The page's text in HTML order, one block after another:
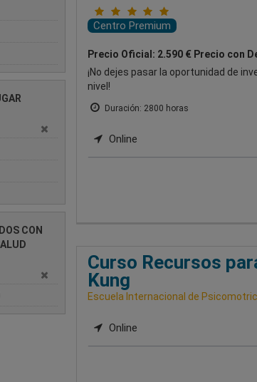
CON
Centro Premium
Precio Oficial: 2.590 € Precio con
¡No dejes pasar la oportunidad de
nivel!
Duración: 2800 horas
Online
Curso Recursos
Kung
Escuela Internacional de
Online